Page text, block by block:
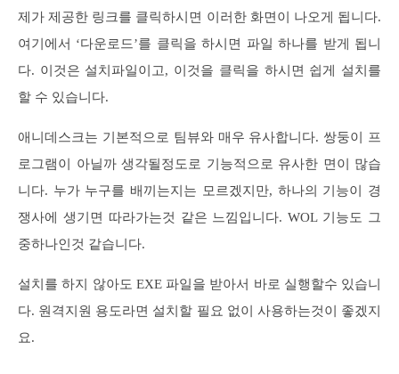
제가 제공한 링크를 클릭하시면 이러한 화면이 나오게 됩니다.
여기에서 ‘다운로드’를 클릭을 하시면 파일 하나를 받게 됩니
다. 이것은 설치파일이고, 이것을 클릭을 하시면 쉽게 설치를
할 수 있습니다.
애니데스크는 기본적으로 팀뷰와 매우 유사합니다. 쌍둥이 프
로그램이 아닐까 생각될정도로 기능적으로 유사한 면이 많습
니다. 누가 누구를 배끼는지는 모르겠지만, 하나의 기능이 경
쟁사에 생기면 따라가는것 같은 느낌입니다. WOL 기능도 그
중하나인것 같습니다.
설치를 하지 않아도 EXE 파일을 받아서 바로 실행할수 있습니
다. 원격지원 용도라면 설치할 필요 없이 사용하는것이 좋겠지
요.